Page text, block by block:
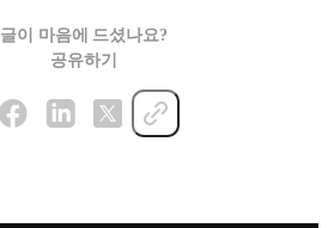
글이 마음에 드셨나요?
공유하기